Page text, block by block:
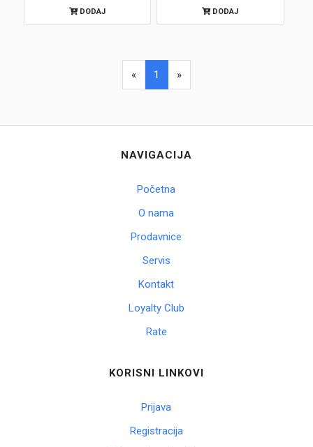
Swiss🇨🇭DODAJ DODAJ
« 1 »
NAVIGACIJA
Početna
O nama
Prodavnice
Servis
Kontakt
Loyalty Club
Rate
KORISNI LINKOVI
Prijava
Registracija